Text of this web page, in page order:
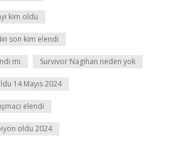
kim oldu
son kim elendi
mi Survivor Nagihan neden yok
14 Mayıs 2024
elendi
oldu 2024